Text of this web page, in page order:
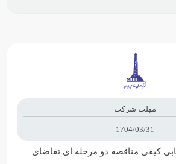
مهلت شرکت
1704/03/31
کیفی مناقصه دو مرحله ای تقاضای